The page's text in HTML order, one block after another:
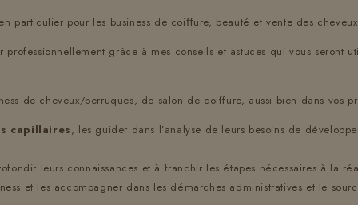
particulier pour les business de coiﬀure, beauté et vente des
grâce à mes conseils et astuces qui vous seront
de cheveux/perruques, de salon de coiffure, aussi bien dans vos
capillaires, les guider dans l’analyse de leurs besoins de
leurs connaissances et à franchir les étapes nécessaires à la
et les accompagner dans les démarches administratives et le